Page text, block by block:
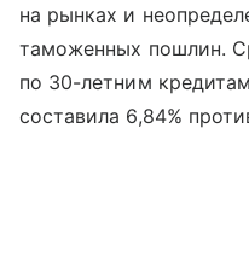
на рынках и
таможенных пошлин.
по 30-летним
составила 6,84%